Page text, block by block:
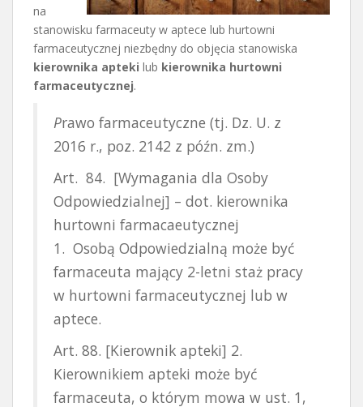
na
stanowisku farmaceuty w aptece lub hurtowni
farmaceutycznej niezbędny do objęcia stanowiska
kierownika apteki lub kierownika hurtowni
farmaceutycznej.
Prawo farmaceutyczne (tj. Dz. U. z
2016 r., poz. 2142 z późn. zm.)
Art. 84. [Wymagania dla Osoby
Odpowiedzialnej] – dot. kierownika
hurtowni farmacaeutycznej
1. Osobą Odpowiedzialną może być
farmaceuta mający 2-letni staż pracy
w hurtowni farmaceutycznej lub w
aptece.
Art. 88. [Kierownik apteki] 2.
Kierownikiem apteki może być
farmaceuta, o którym mowa w ust. 1,